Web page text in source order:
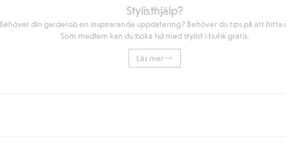
Stylisthjälp?
Behöver din garderob en inspirerande uppdatering? Behöver du tips på att hitta
Som medlem kan du boka tid med stylist i butik gratis.
Läs mer